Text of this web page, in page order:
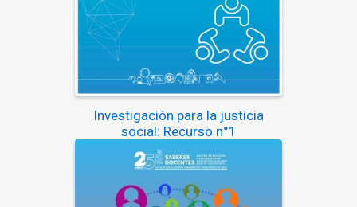
Investigación para la justicia
social: Recurso n°1